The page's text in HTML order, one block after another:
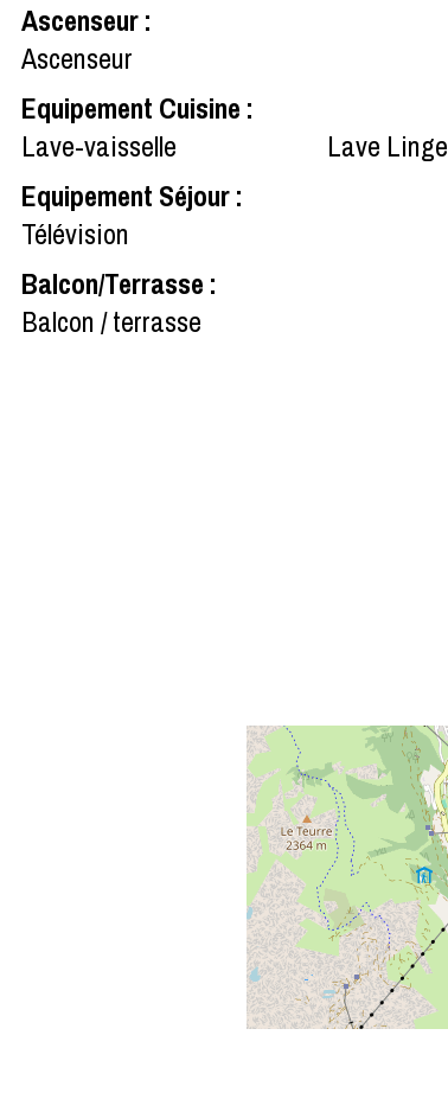
Ascenseur:
Ascenseur
Equipement Cuisine :
Lave-vaisselle
Lave Linge
Equipement Séjour:
Télévision
Balcon/Terrasse :
Balcon / terrasse